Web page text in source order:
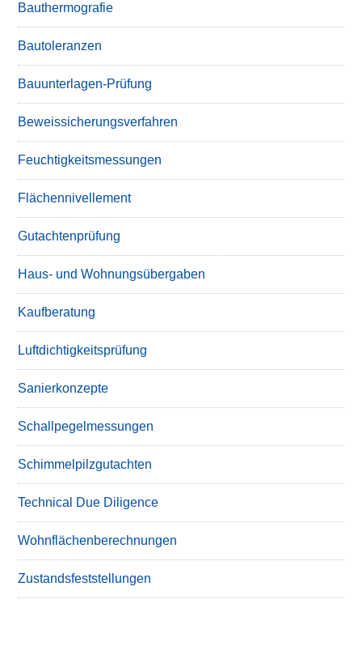
Bauthermografie
Bautoleranzen
Bauunterlagen-Prüfung
Beweissicherungsverfahren
Feuchtigkeitsmessungen
Flächennivellement
Gutachtenprüfung
Haus- und Wohnungsübergaben
Kaufberatung
Luftdichtigkeitsprüfung
Sanierkonzepte
Schallpegelmessungen
Schimmelpilzgutachten
Technical Due Diligence
Wohnflächenberechnungen
Zustandsfeststellungen